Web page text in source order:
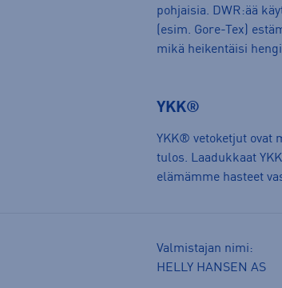
pohjaisia. DWR:ää
(esim. Gore-Tex)
mikä heikentäisi
YKK®
YKK® vetoketjut ovat
tulos. Laadukkaat
elämämme hasteet
Valmistajan nimi:
HELLY HANSEN AS